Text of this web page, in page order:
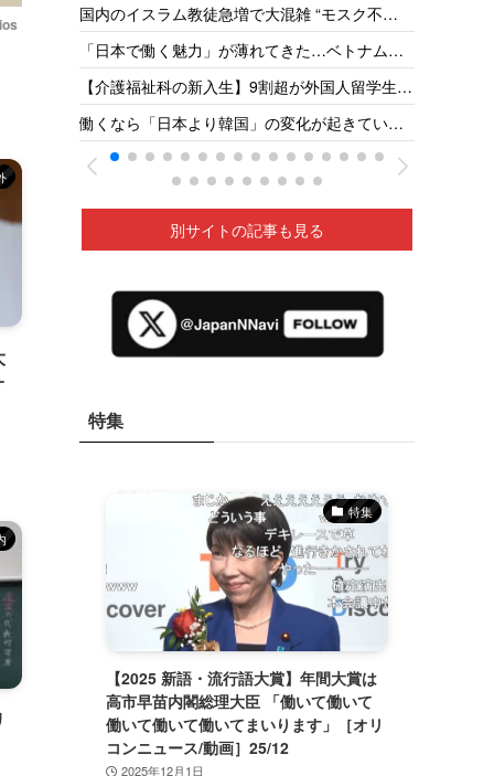
国内のイスラム教徒急増で大混雑 “モスク不
足”訴えの一方で相次ぐ建設反対［テレ朝］
26/04
「日本で働く魅力」が薄れてきた…ベトナムで
募集をかけても人が集まらず［東京新聞］26/05
【介護福祉科の新入生】9割超が外国人留学生
志す日本人減、国の受け入れ方針も影響 福井
県の若狭医療福祉専門学校［福井新聞］26/05
働くなら「日本より韓国」の変化が起きてい
る ベトナムの人材送り出し機関が懸念［東京
新聞］26/05
別サイトの記事も見る
特集
は
オリ
特集
【悲報】２０３２年小惑星衝突で人類滅
亡か。確率が２．２％に上昇
2025年2月8日